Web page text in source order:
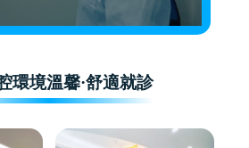
環境溫馨·舒適就診